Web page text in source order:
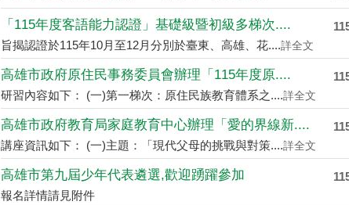
「115年度客語能力認證」基礎級暨初級多梯次....
旨揭認證於115年10月至12月分別於臺東、高雄、花....詳全文
高雄市政府原住民事務委員會辦理「115年度原....
研習內容如下： (一)第一梯次：原住民族教育體系之....詳全文
高雄市政府教育局家庭教育中心辦理「愛的界線新....
講座資訊如下： (一)主題：「現代父母的挑戰與對策....詳全文
高雄市第九屆少年代表遴選,歡迎踴躍參加
報名詳情請見附件